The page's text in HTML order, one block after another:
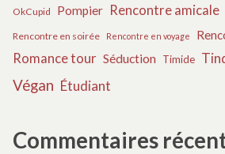
OkCupid Pompier Rencontre amicale
Rencontre en soirée Rencontre en voyage
Romance tour Séduction Timide
Végan Étudiant
Commentaires